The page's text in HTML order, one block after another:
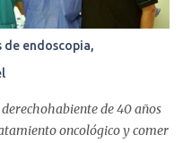
de endoscopia,
de 40 años
oncológico y comer